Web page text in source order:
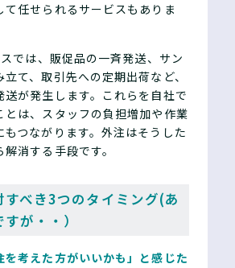
て任せられるサービスもありま
では、販促品の一斉発送、サン
て、取引先への定期出荷など、
送が発生します。これらを自社で
とは、スタッフの負担増加や作業
もつながります。外注はそうした
消する手段です。
すべき3つのタイミング(あ
が・・）
を考えた方がいいかも」と感じた